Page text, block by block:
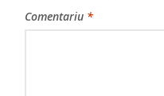
Comentariu *